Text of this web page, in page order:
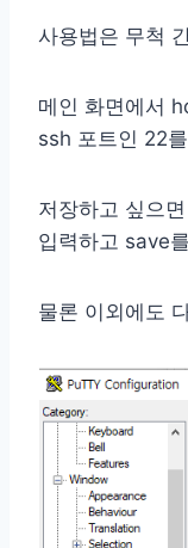
사용법은 무척
메인 화면에서
ssh 포트인 22
저장하고 싶으
입력하고 save
물론 이외에도